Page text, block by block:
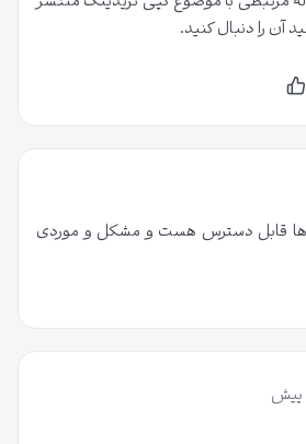
آن را دنبال کنید.
ن
ها قابل دسترس هست و مشکل و موردی